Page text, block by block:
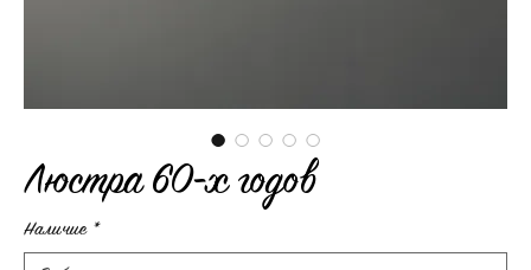
Люстра 60-х годов
Наличие *